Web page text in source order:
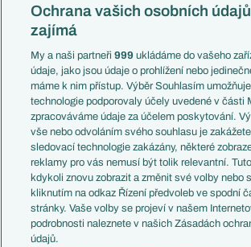
Mistrovství světa
Liga národů
Témata
Představení týmů MS
EuroSkauting
PL v kostce
Evropské koeficienty
Přestupy
Přestupové spekulace
Zranění
Kluby
Arsenal FC
Chelsea FC
Česko
Francie
Itálie
Německo
Španělsko
Argentina
Brazílie
Přestupy
Zápasy
Livescore
Tipovací soutěž
Ochrana vašich osobních
zajímá
My a naši partneři999 ukládáme do vašeho
údaje, jako jsou údaje o prohlížení nebo
máme k nim přístup. Výběr Souhlasím
technologie podporovaly účely uvedené v části
zpracováváme údaje za účelem poskytování.
vše nebo odvoláním svého souhlasu je
sledovací technologie zakázány, některé
reklamy pro vás nemusí být tolik relevantní.
kdykoli znovu zobrazit a změnit své volby nebo
kliknutím na odkaz Řízení předvoleb ve spodní
stránky. Vaše volby se projeví v našem
podrobnosti naleznete v našich Zásadách
údajů.